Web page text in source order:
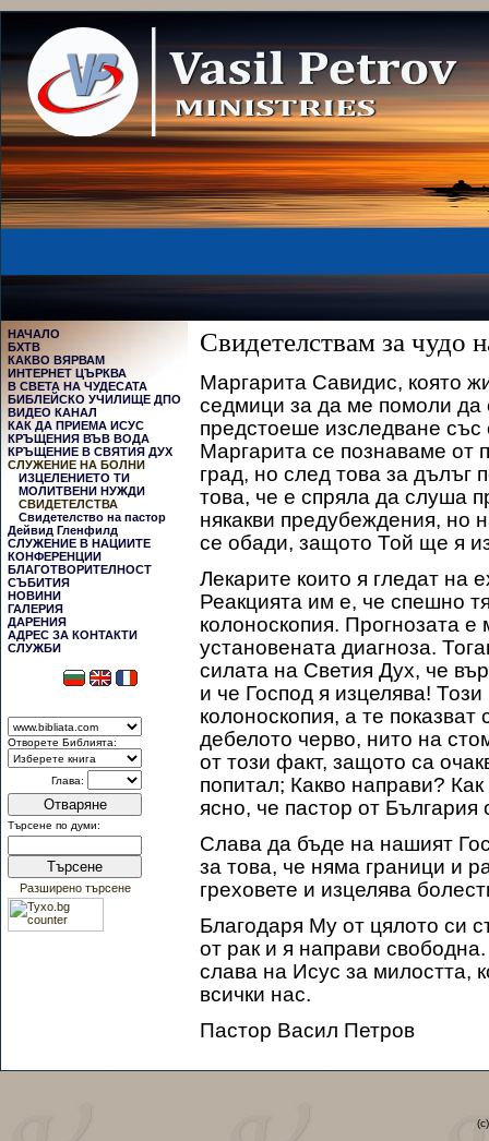
НАЧАЛО
БХТВ
КАКВО ВЯРВАМ
ИНТЕРНЕТ ЦЪРКВА
В СВЕТА НА ЧУДЕСАТА
БИБЛЕЙСКО УЧИЛИЩЕ ДПО
ВИДЕО КАНАЛ
КАК ДА ПРИЕМА ИСУС
КРЪЩЕНИЯ ВЪВ ВОДА
КРЪЩЕНИЕ В СВЯТИЯ ДУХ
СЛУЖЕНИЕ НА БОЛНИ
ИЗЦЕЛЕНИЕТО ТИ
МОЛИТВЕНИ НУЖДИ
СВИДЕТЕЛСТВА
Свидетелство на пастор
Дейвид Гленфилд
СЛУЖЕНИЕ В НАЦИИТЕ
КОНФЕРЕНЦИИ
БЛАГОТВОРИТЕЛНОСТ
СЪБИТИЯ
НОВИНИ
ГАЛЕРИЯ
ДАРЕНИЯ
АДРЕС ЗА КОНТАКТИ
СЛУЖБИ
Отворете Библията:
Глава:
Отваряне
Търсене по думи:
Търсене
Разширено търсене
Свидетелствам за чудо
Маргарита Савидис, която
седмици за да ме помоли да
предстоеше изследване
Маргарита се познаваме от
град, но след това за дълъг
това, че е спряла да слуша
някакви предубеждения, но
се обади, защото Той ще я
Лекарите които я гледат на
Реакцията им е, че спешно
колоноскопия. Прогнозата
установената диагноза.
силата на Светия Дух, че
и че Господ я изцелява!
колоноскопия, а те
дебелото черво, нито на
от този факт, защото са
попитал; Какво направи?
ясно, че пастор от
Слава да бъде на нашият
за това, че няма граници и
греховете и изцелява
Благодаря Му от цялото си
от рак и я направи
слава на Исус за милостта,
всички нас.
Пастор Васил Петров